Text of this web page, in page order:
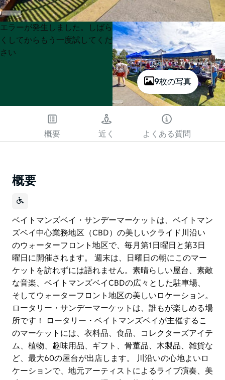
9枚の写真
Product
List
Product
List
エラーが発生しました。しばら
くしてからもう一度試してくだ
さい
概要 近く よくある質問
概要
ベイトマンズベイ・サンデーマーケットは、ベイトマン
ズベイ中心業務地区（CBD）の美しいクライド川沿い
のウォーターフロント地区で、毎月第1日曜日と第3日
曜日に開催されます。 週末は、日曜日の朝にこのマー
ケットを訪れずには語れません。素晴らしい屋台、素敵
な音楽、ベイトマンズベイCBDの広々とした駐車場、
そしてウォーターフロント地区の美しいロケーション。
ロータリー・サンデーマーケットは、誰もが楽しめる場
所です！ ロータリー・ベイトマンズベイが主催するこ
のマーケットには、衣料品、食品、コレクターズアイテ
ム、植物、趣味用品、ギフト、骨董品、木製品、雑貨な
ど、最大60の屋台が出店します。 川沿いの心地よいロ
ケーションで、地元アーティストによるライブ演奏、美